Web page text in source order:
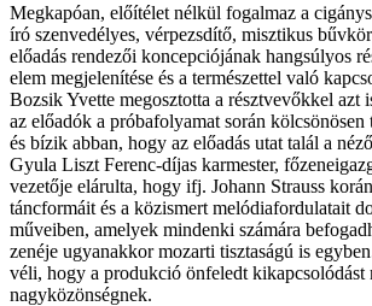
Megkapóan, előítélet nélkül fogalmaz a
író szenvedélyes, vérpezsdítő, misztikus bűvk
előadás rendezői koncepciójának hangsúlyos
elem megjelenítése és a természettel való
Bozsik Yvette megosztotta a résztvevőkkel azt
az előadók a próbafolyamat során kölcsönösen
és bízik abban, hogy az előadás utat talál a néz
Gyula Liszt Ferenc-díjas karmester, f
vezetője elárulta, hogy ifj. Johann Strauss
táncformáit és a közismert melódiafordulatait
műveiben, amelyek mindenki számára
zenéje ugyanakkor mozarti tisztaságú is
véli, hogy a produkció önfeledt kikapcsolódást
nagyközönségnek.